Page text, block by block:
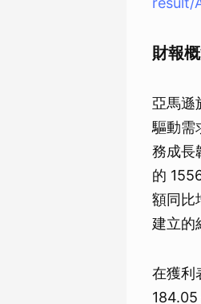
財報
亞馬遜
驅動需
務成長
的
額同比
建立的
在獲利